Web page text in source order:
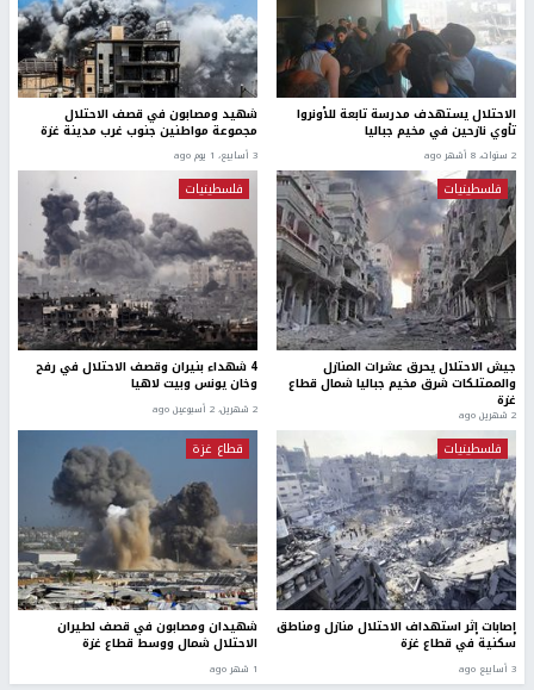
الاحتلال يستهدف مدرسة تابعة للأونروا
تأوي نازحين في مخيم جباليا
2 سنوات، 8 أشهر ago
شهيد ومصابون في قصف الاحتلال
مجموعة مواطنين جنوب غرب مدينة غزة
3 أسابيع، 1 يوم ago
فلسطينيات
جيش الاحتلال يحرق عشرات المنازل
والممتلكات شرق مخيم جباليا شمال قطاع
غزة
2 شهرين ago
فلسطينيات
4 شهداء بنيران وقصف الاحتلال في رفح
وخان يونس وبيت لاهيا
2 شهرين، 2 أسبوعين ago
فلسطينيات
إصابات إثر استهداف الاحتلال منازل ومناطق
سكنية في قطاع غزة
3 أسابيع ago
قطاع غزة
شهيدان ومصابون في قصف لطيران
الاحتلال شمال ووسط قطاع غزة
1 شهر ago